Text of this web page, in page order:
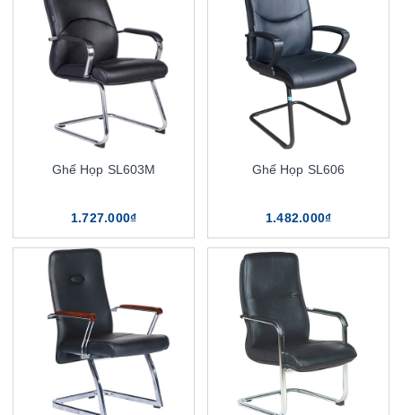
Ghế Họp SL603M
1.727.000₫
Ghế Họp SL606
1.482.000₫